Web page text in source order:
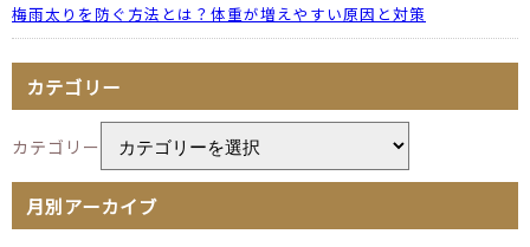
梅雨太りを防ぐ方法とは？体重が増えやすい原因と対策
カテゴリー
カテゴリー
月別アーカイブ